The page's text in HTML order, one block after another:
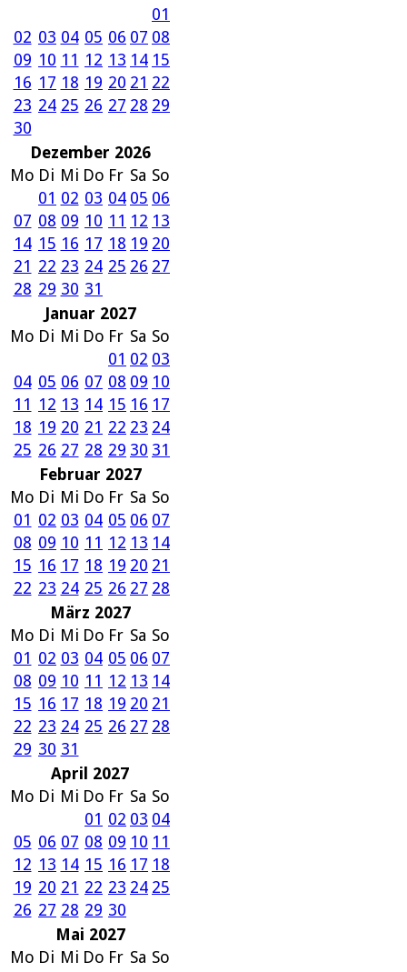
01
02 03 04 05 06 07 08
09 10 11 12 13 14 15
16 17 18 19 20 21 22
23 24 25 26 27 28 29
30
Dezember 2026
Mo Di Mi Do Fr Sa So
01 02 03 04 05 06
07 08 09 10 11 12 13
14 15 16 17 18 19 20
21 22 23 24 25 26 27
28 29 30 31
Januar 2027
Mo Di Mi Do Fr Sa So
01 02 03
04 05 06 07 08 09 10
11 12 13 14 15 16 17
18 19 20 21 22 23 24
25 26 27 28 29 30 31
Februar 2027
Mo Di Mi Do Fr Sa So
01 02 03 04 05 06 07
08 09 10 11 12 13 14
15 16 17 18 19 20 21
22 23 24 25 26 27 28
März 2027
Mo Di Mi Do Fr Sa So
01 02 03 04 05 06 07
08 09 10 11 12 13 14
15 16 17 18 19 20 21
22 23 24 25 26 27 28
29 30 31
April 2027
Mo Di Mi Do Fr Sa So
01 02 03 04
05 06 07 08 09 10 11
12 13 14 15 16 17 18
19 20 21 22 23 24 25
26 27 28 29 30
Mai 2027
Mo Di Mi Do Fr Sa So